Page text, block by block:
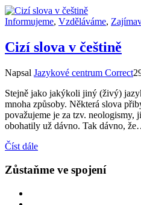
Informujeme, Vzděláváme,
Cizí slova v češtině
Napsal Jazykové centrum Correct
Stejně jako jakýkoli jiný (živý)
mnoha způsoby. Některá slova
považujeme je za tzv. neologismy,
obohatily už dávno. Tak dávno,
Číst dále
Zůstaňme ve spojení